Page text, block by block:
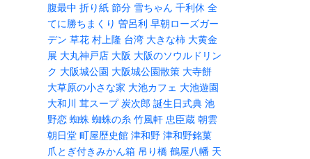
腹最中 折り紙 節分 雪ちゃん 千利休 全
てに勝ちまくり 曽呂利 早朝ローズガー
デン 草花 村上隆 台湾 大きな柿 大黄金
展 大丸神戸店 大阪 大阪のソウルドリン
ク 大阪城公園 大阪城公園散策 大寺餅
大草原の小さな家 大池カフェ 大池遊園
大和川 茸スープ 炭次郎 誕生日式典 池
野恋 蜘蛛 蜘蛛の糸 竹風軒 忠臣蔵 朝雲
朝日堂 町屋歴史館 津和野 津和野銘菓
爪とぎ付きみかん箱 吊り橋 鶴屋八幡 天